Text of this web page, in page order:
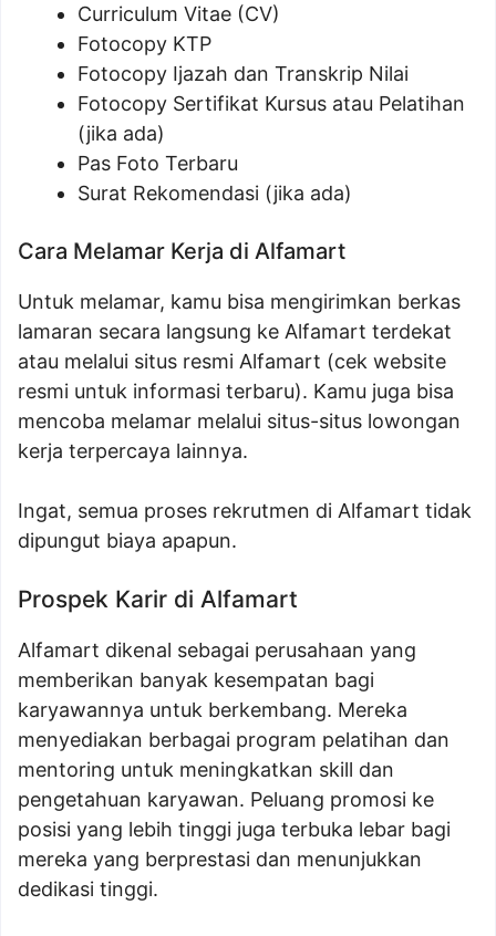
Curriculum Vitae (CV)
Fotocopy KTP
Fotocopy Ijazah dan Transkrip Nilai
Fotocopy Sertifikat Kursus atau Pelatihan
(jika ada)
Pas Foto Terbaru
Surat Rekomendasi (jika ada)
Cara Melamar Kerja di Alfamart
Untuk melamar, kamu bisa mengirimkan berkas
lamaran secara langsung ke Alfamart terdekat
atau melalui situs resmi Alfamart (cek website
resmi untuk informasi terbaru). Kamu juga bisa
mencoba melamar melalui situs-situs lowongan
kerja terpercaya lainnya.
Ingat, semua proses rekrutmen di Alfamart tidak
dipungut biaya apapun.
Prospek Karir di Alfamart
Alfamart dikenal sebagai perusahaan yang
memberikan banyak kesempatan bagi
karyawannya untuk berkembang. Mereka
menyediakan berbagai program pelatihan dan
mentoring untuk meningkatkan skill dan
pengetahuan karyawan. Peluang promosi ke
posisi yang lebih tinggi juga terbuka lebar bagi
mereka yang berprestasi dan menunjukkan
dedikasi tinggi.